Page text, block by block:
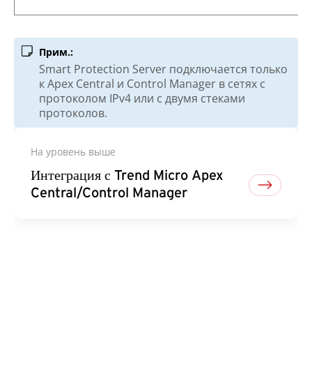
Прим.:
Smart Protection Server подключается только
кApex Central и Control Manager в сетях с
протоколом IPv4 или с двумя стеками
протоколов.
На уровень выше
Интеграция с Trend Micro Apex
Central/Control Manager